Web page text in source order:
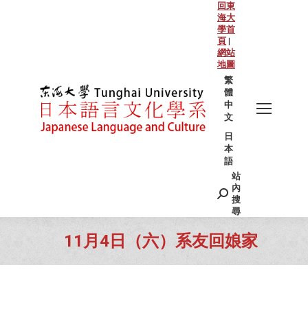
回東
海大
學首
頁 |
網站
地圖
繁
體
中
文
日
本
語
Search:
站
內
搜
尋
11月4日（六）系友回娘家
You are here: